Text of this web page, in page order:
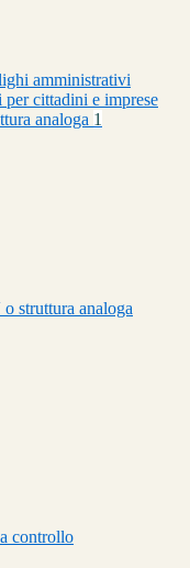
amministrativi
cittadini e imprese
analoga 1
struttura analoga
controllo